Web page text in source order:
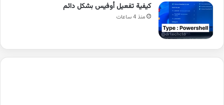
كيفية تفعيل أوفيس بشكل دائم
منذ 4 ساعات